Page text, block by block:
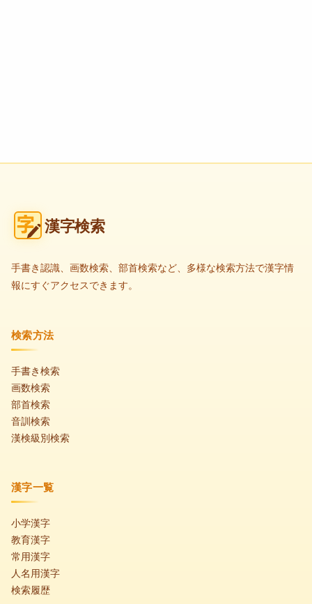
漢字検索
手書き認識、画数検索、部首検索など、多様な検索方法で漢字情
報にすぐアクセスできます。
検索方法
手書き検索
画数検索
部首検索
音訓検索
漢検級別検索
漢字一覧
小学漢字
教育漢字
常用漢字
人名用漢字
検索履歴